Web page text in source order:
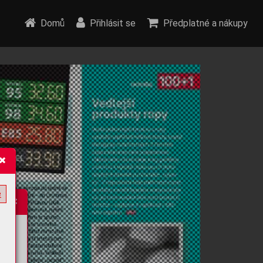
Domů Přihlásit se Předplatné a nákupy